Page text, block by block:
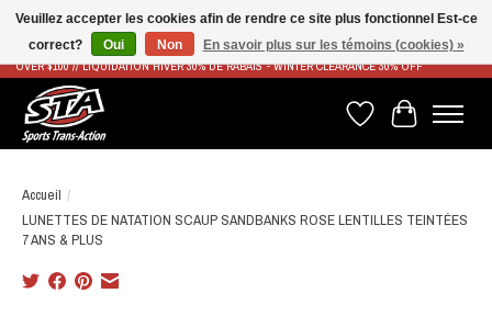
LIVRAISON RAPIDE ET GRATUITE À PARTIR DE 100$ - FAST & FREE SHIPPING ON ORDERS
OVER $100 // LIQUIDATION HIVER 30% DE RABAIS - WINTER CLEARANCE 30% OFF
Liste de souhaits
Panier
Accueil /
LUNETTES DE NATATION SCAUP SANDBANKS ROSE LENTILLES TEINTÉES
7 ANS & PLUS
Veuillez accepter les cookies afin de rendre ce site plus fonctionnel Est-ce
correct?
Oui Non En savoir plus sur les témoins (cookies) »